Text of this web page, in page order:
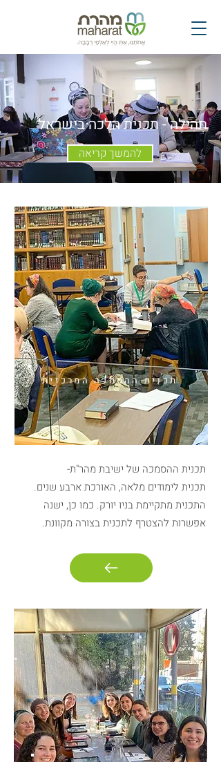
תְּהִילָּה - תכנית הלכה בישראל
להמשך קריאה
תכנית ההסמכה המרכזית
תכנית ההסמכה של ישיבת מהר"ת-
תכנית לימודים מלאה, האורכת ארבע שנים.
התכנית מתקיימת בניו יורק. כמו כן, ישנה
אפשרות להצטרף לתכנית בצורה מקוונת.